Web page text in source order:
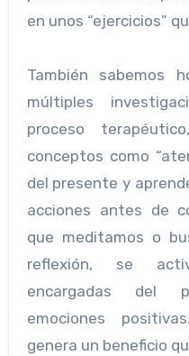
en unos “ejercicios”
También sabemos
múltiples
proceso
conceptos como
del presente y
acciones antes de
que meditamos o
reflexión, se
encargadas del
emociones
genera un beneficio